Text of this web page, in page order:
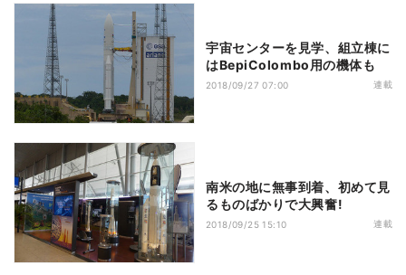
宇宙センターを見学、組立棟に
はBepiColombo用の機体も
2018/09/27 07:00 連載
南米の地に無事到着、初めて見
るものばかりで大興奮!
2018/09/25 15:10 連載